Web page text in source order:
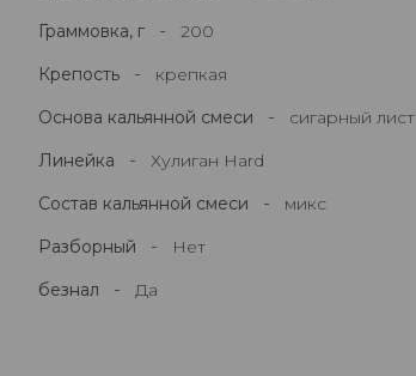
Граммовка, г
- 200
Крепость
- крепкая
Основа кальянной смеси
- сигарный лист
Линейка
- Хулиган Hard
Состав кальянной смеси
- микс
Разборный
-
Нет
безнал
- Да